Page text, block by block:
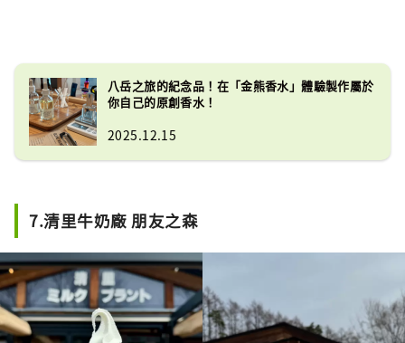
八岳之旅的紀念品！在「金​​熊香水」體驗製作屬於
你自己的原創香水！
2025.12.15
7.清里牛奶廠 朋友之森